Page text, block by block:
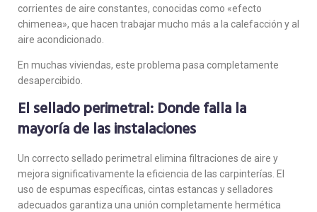
corrientes de aire constantes, conocidas como «efecto
chimenea», que hacen trabajar mucho más a la calefacción y al
aire acondicionado.
En muchas viviendas, este problema pasa completamente
desapercibido.
El sellado perimetral: Donde falla la
mayoría de las instalaciones
Un correcto sellado perimetral elimina filtraciones de aire y
mejora significativamente la eficiencia de las carpinterías. El
uso de espumas específicas, cintas estancas y selladores
adecuados garantiza una unión completamente hermética